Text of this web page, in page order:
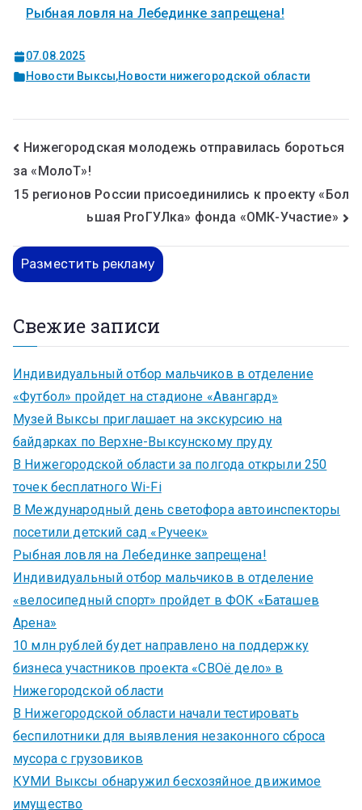
Рыбная ловля на Лебединке запрещена!
07.08.2025
Новости Выксы,Новости нижегородской области
Нижегородская молодежь отправилась бороться
за «МолоТ»!
15 регионов России присоединились к проекту «Бол
ьшая ProГУЛка» фонда «ОМК-Участие»
Разместить рекламу
Свежие записи
Индивидуальный отбор мальчиков в отделение
«Футбол» пройдет на стадионе «Авангард»
Музей Выксы приглашает на экскурсию на
байдарках по Верхне-Выксунскому пруду
В Нижегородской области за полгода открыли 250
точек бесплатного Wi-Fi
В Международный день светофора автоинспекторы
посетили детский сад «Ручеек»
Рыбная ловля на Лебединке запрещена!
Индивидуальный отбор мальчиков в отделение
«велосипедный спорт» пройдет в ФОК «Баташев
Арена»
10 млн рублей будет направлено на поддержку
бизнеса участников проекта «СВОё дело» в
Нижегородской области
В Нижегородской области начали тестировать
беспилотники для выявления незаконного сброса
мусора с грузовиков
КУМИ Выксы обнаружил бесхозяйное движимое
имущество